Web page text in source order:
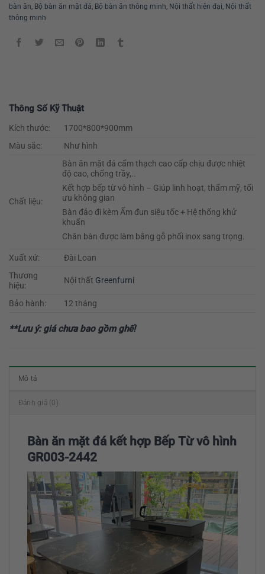
bàn ăn Bộ bàn ăn mặt đá Bộ bàn ăn thông minh Nội thất hiện đại Nội thất
thông minh
Thông Số Kỹ Thuật
Kích thước:
1700*800*900mm
Màu sắc:
Như hình
Chất liệu:
Bàn ăn mặt đá cẩm thạch cao cấp chịu được nhiệt
độ cao, chống trầy,..
Kết hợp bếp từ vô hình – Giúp linh hoạt, thẩm mỹ, tối
ưu không gian
Bàn đảo đi kèm Ấm đun siêu tốc + Hệ thống khử
khuẩn
Chân bàn được làm bằng gỗ phối inox sang trọng.
Xuất xứ:
Đài Loan
Thương
hiệu:
Nội thất Greenfurni
Bảo hành: 12 tháng
**Lưu ý: giá chưa bao gồm ghế!
Mô tả
Đánh giá (0)
Bàn ăn mặt đá kết hợp Bếp Từ vô hình
GR003-2442